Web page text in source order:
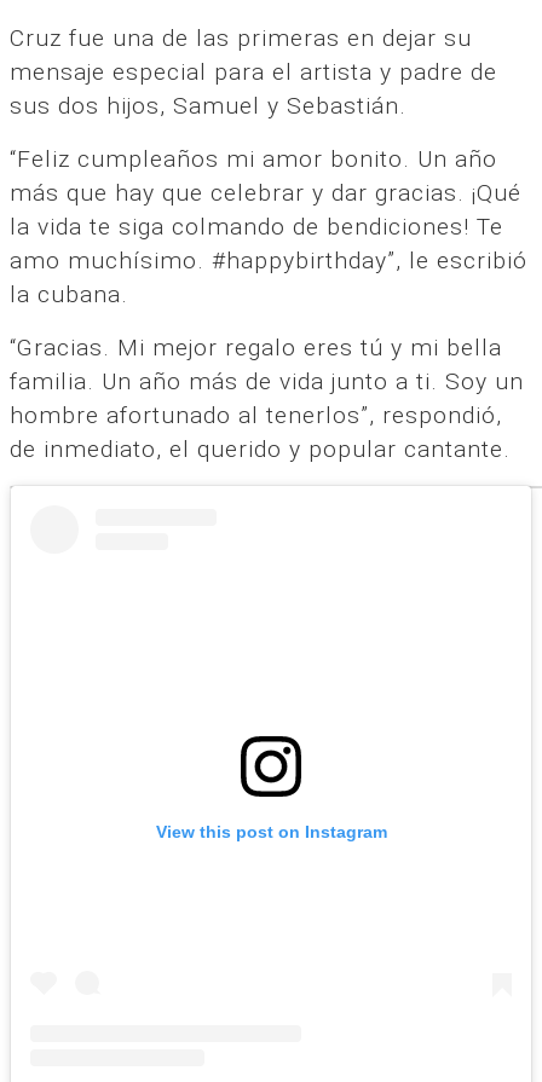
Cruz fue una de las primeras en dejar su
mensaje especial para el artista y padre de
sus dos hijos, Samuel y Sebastián.
“Feliz cumpleaños mi amor bonito. Un año
más que hay que celebrar y dar gracias. ¡Qué
la vida te siga colmando de bendiciones! Te
amo muchísimo. #happybirthday”, le escribió
la cubana.
“Gracias. Mi mejor regalo eres tú y mi bella
familia. Un año más de vida junto a ti. Soy un
hombre afortunado al tenerlos”, respondió,
de inmediato, el querido y popular cantante.
View this post on Instagram